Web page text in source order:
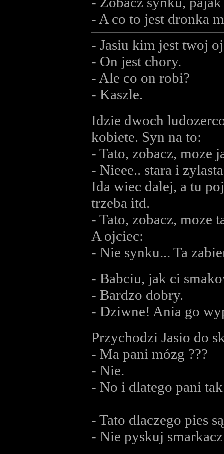
- A co to jest dronka
- Jasiu kim jest twoj
- On jest chory.
- Ale co on robi?
- Kaszle.
Idzie dwoch
kobiete. Syn na to:
- Tato, zobacz, moze
- Nieee.. stara i
Ida wiec dalej, a tu
trzeba itd.
- Tato, zobacz, moze
A ojciec:
- Nie synku... Ta
- Babciu, jak ci
- Bardzo dobry.
- Dziwne! Ania go
Przychodzi Jasio do
- Ma pani mózg ???
- Nie.
- No i dlatego pani
- Tato dlaczego pies
- Nie pyskuj